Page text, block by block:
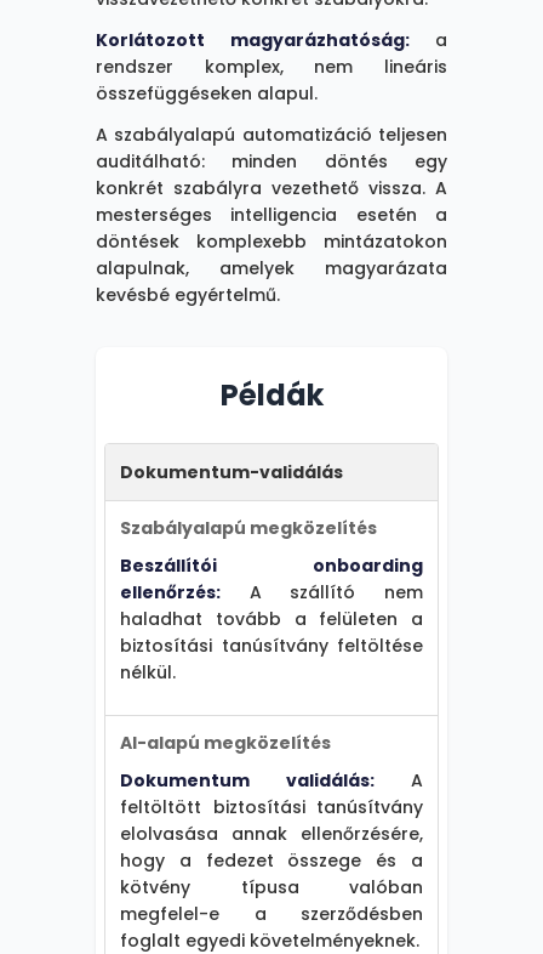
Korlátozott magyarázhatóság:a
rendszer komplex, nem lineáris
összefüggéseken alapul.
A szabályalapú automatizáció teljesen
auditálható: minden döntés egy
konkrét szabályra vezethető vissza. A
mesterséges intelligencia esetén a
döntések komplexebb mintázatokon
alapulnak, amelyek magyarázata
kevésbé egyértelmű.
Példák
Dokumentum-validálás
Szabályalapú megközelítés
Beszállítói onboarding
ellenőrzés: A szállító nem
haladhat tovább a felületen a
biztosítási tanúsítvány feltöltése
nélkül.
AI-alapú megközelítés
Dokumentum validálás:A
feltöltött biztosítási tanúsítvány
elolvasása annak ellenőrzésére,
hogy a fedezet összege és a
kötvény típusa valóban
megfelel-e a szerződésben
foglalt egyedi követelményeknek.